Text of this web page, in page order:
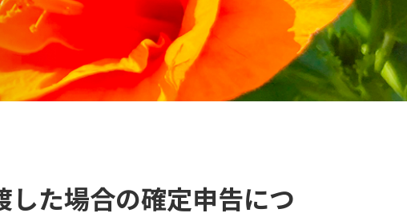
した場合の確定申告につ